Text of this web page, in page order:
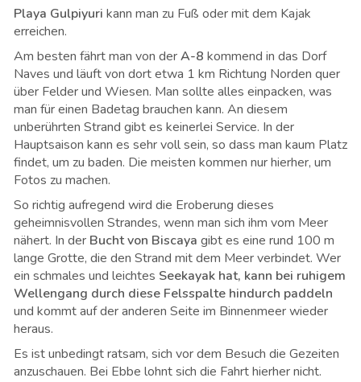
Playa Gulpiyuri kann man zu Fuß oder mit dem Kajak
erreichen.
Am besten fährt man von derA-8 kommend in das Dorf
Naves und läuft von dort etwa 1 km Richtung Norden quer
über Felder und Wiesen. Man sollte alles einpacken, was
man für einen Badetag brauchen kann. An diesem
unberührten Strand gibt es keinerlei Service. In der
Hauptsaison kann es sehr voll sein, so dass man kaum Platz
findet, um zu baden. Die meisten kommen nur hierher, um
Fotos zu machen.
So richtig aufregend wird die Eroberung dieses
geheimnisvollen Strandes, wenn man sich ihm vom Meer
nähert. In der Bucht von Biscaya gibt es eine rund 100 m
lange Grotte, die den Strand mit dem Meer verbindet. Wer
ein schmales und leichtes Seekayak hat, kann bei ruhigem
Wellengang durch diese Felsspalte hindurch paddeln
und kommt auf der anderen Seite im Binnenmeer wieder
heraus.
Es ist unbedingt ratsam, sich vor dem Besuch die Gezeiten
anzuschauen. Bei Ebbe lohnt sich die Fahrt hierher nicht.